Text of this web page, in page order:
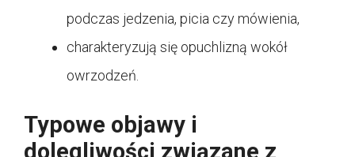
podczas jedzenia, picia czy mówienia,
charakteryzują się opuchlizną wokół
owrzodzeń.
Typowe objawy i
dolegliwości związane z